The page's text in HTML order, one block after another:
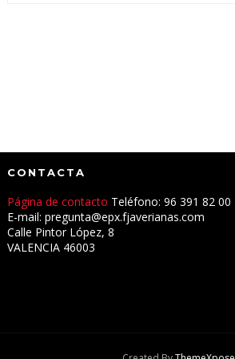
CONTACTA
Página de contacto Teléfono: 96 391 82 00
E-mail: pregunta@epx.fjaverianas.com
Calle Pintor López, 8
VALENCIA 46003